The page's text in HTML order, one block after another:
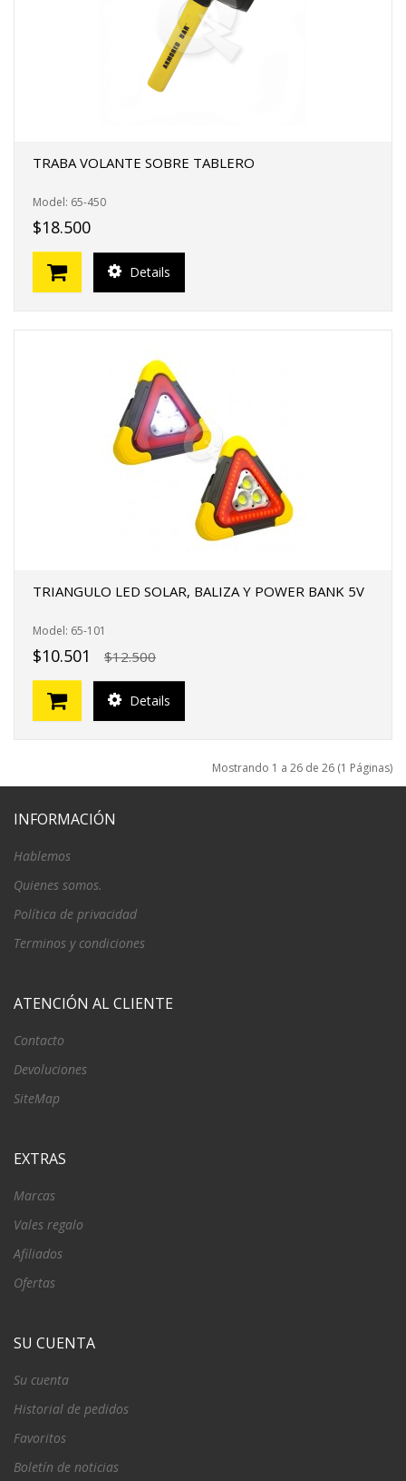
TRABA VOLANTE SOBRE TABLERO
Model: 65-450
$18.500
Details
TRIANGULO LED SOLAR, BALIZA Y POWER BANK 5V
Model: 65-101
$10.501 $12.500
Details
Mostrando 1 a 26 de 26 (1 Páginas)
INFORMACIÓN
Hablemos
Quienes somos.
Política de privacidad
Terminos y condiciones
ATENCIÓN AL CLIENTE
Contacto
Devoluciones
SiteMap
EXTRAS
Marcas
Vales regalo
Afiliados
Ofertas
SU CUENTA
Su cuenta
Historial de pedidos
Favoritos
Boletín de noticias